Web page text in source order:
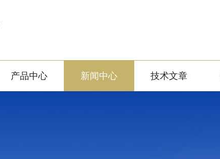
产品中心 新闻中心 技术文章